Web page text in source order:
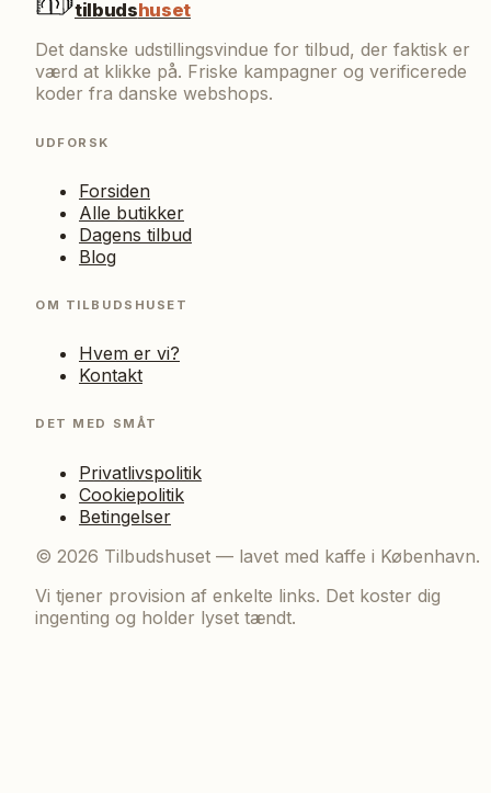
tilbudshuset
Det danske udstillingsvindue for tilbud, der faktisk er
værd at klikke på. Friske kampagner og verificerede
koder fra danske webshops.
UDFORSK
Forsiden
Alle butikker
Dagens tilbud
Blog
OM TILBUDSHUSET
Hvem er vi?
Kontakt
DET MED SMÅT
Privatlivspolitik
Cookiepolitik
Betingelser
© 2026 Tilbudshuset — lavet med kaffe i København.
Vi tjener provision af enkelte links. Det koster dig
ingenting og holder lyset tændt.